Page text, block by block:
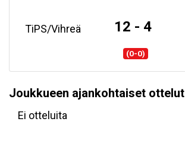
TiPS/Vihreä 12 - 4
(0-0)
Joukkueen ajankohtaiset ottelut
Ei otteluita